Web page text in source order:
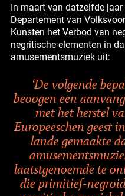
In maart van datzelfde
Departement van
Kunsten het Verbod van
negritische elementen in
amusementsmuziek uit:
‘De volgende
beoogen een
met het herstel
Europeeschen geest
lande gemaakte
laatstgenoemde te
die primitief-